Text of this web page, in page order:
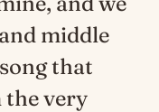
middle
that
the very